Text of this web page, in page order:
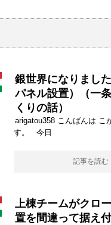
銀世界になりまし
パネル設置）（一
くりの話）
arigatou358 こんばんは
す。 今日
記事を読む
上棟チームがクロ
置を間違って据え